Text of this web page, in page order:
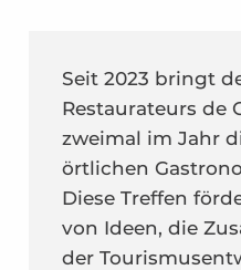
Seit 2023 bringt
Restaurateurs de
zweimal im Jahr
örtlichen
Diese Treffen
von Ideen, die
der